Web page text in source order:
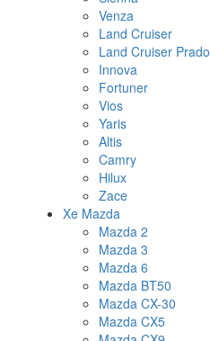
Venza
Land Cruiser
Land Cruiser Prado
Innova
Fortuner
Vios
Yaris
Altis
Camry
Hilux
Zace
Xe Mazda
Mazda 2
Mazda 3
Mazda 6
Mazda BT50
Mazda CX-30
Mazda CX5